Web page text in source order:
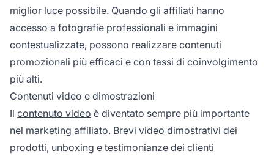
miglior luce possibile. Quando gli affiliati hanno
accesso a fotografie professionali e immagini
contestualizzate, possono realizzare contenuti
promozionali più efficaci e con tassi di coinvolgimento
più alti.
Contenuti video e dimostrazioni
Il contenuto video è diventato sempre più importante
nel marketing affiliato. Brevi video dimostrativi dei
prodotti, unboxing e testimonianze dei clienti